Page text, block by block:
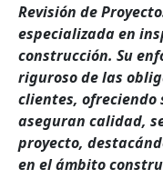
Revisión de
especializada en
construcción. Su
riguroso de las
clientes, ofreciendo
aseguran calidad,
proyecto,
en el ámbito